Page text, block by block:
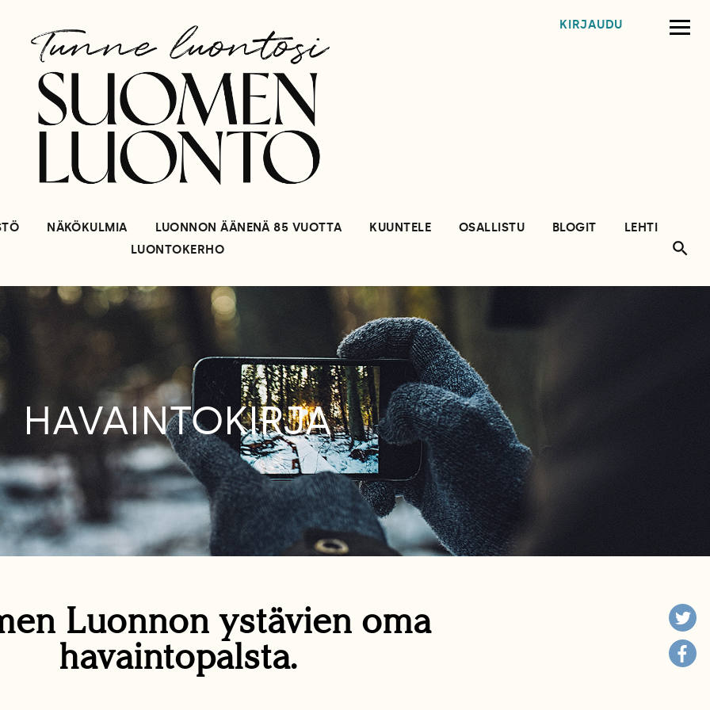
KIRJAUDU
NÄKÖKULMIA LUONNON ÄÄNENÄ 85 VUOTTA KUUNTELE OSALLISTU BLOGIT
LEHTI
LUONTOKERHO
HAVAINTOKIRJA
Luonnon ystävien oma
havaintopalsta.